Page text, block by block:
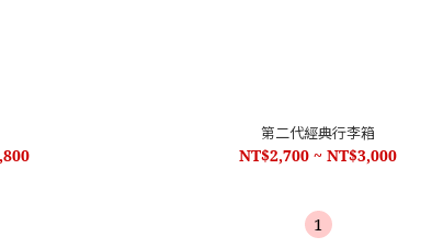
第二代經典行李箱
NT$2,700 ~ NT$3,000
1